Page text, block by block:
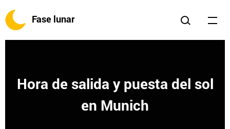
Fase lunar
Hora de salida y puesta del sol
en Munich